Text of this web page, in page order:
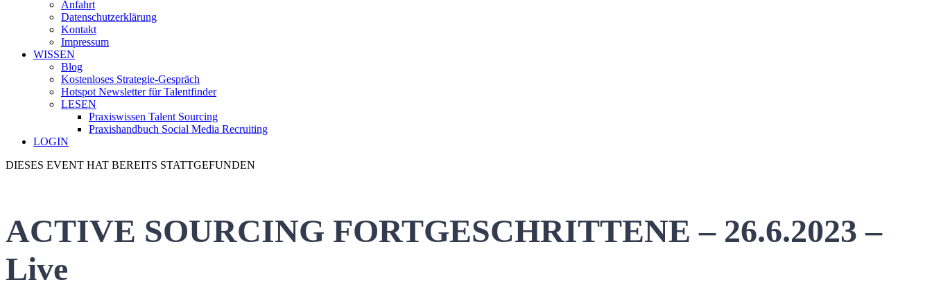
Anfahrt
Datenschutzerklärung
Kontakt
Impressum
WISSEN
Blog
Kostenloses Strategie-Gespräch
Hotspot Newsletter für Talentfinder
LESEN
Praxiswissen Talent Sourcing
Praxishandbuch Social Media Recruiting
LOGIN
DIESES EVENT HAT BEREITS STATTGEFUNDEN
ACTIVE SOURCING FORTGESCHRITTENE – 26.6.2023 –
Live